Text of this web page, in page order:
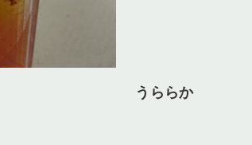
うららか